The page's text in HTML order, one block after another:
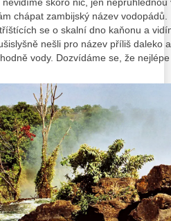
chápat zambijský název vodopádů.
se o skalní dno kaňonu a
nešli pro název příliš daleko
vody. Dozvídáme se, že